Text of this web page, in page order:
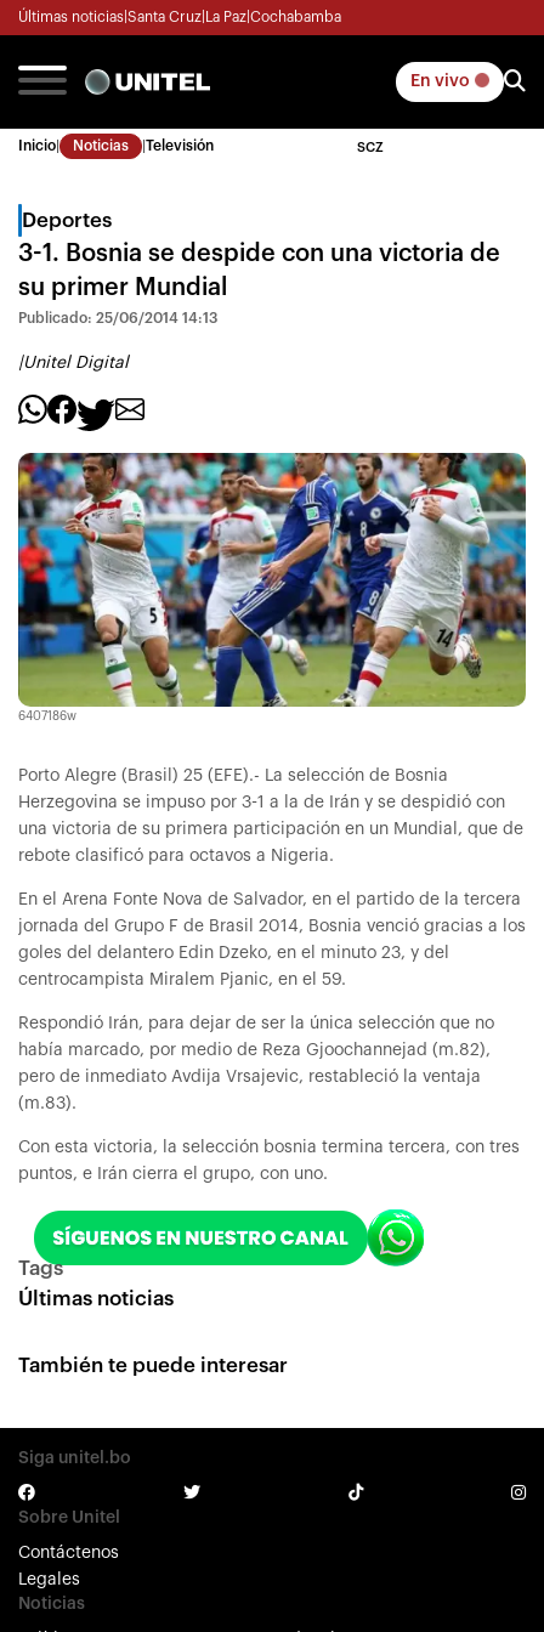
Últimas noticias Santa Cruz La Paz Cochabamba
En vivo
Inicio Noticias Televisión SCZ
Deportes
3-1. Bosnia se despide con una victoria de
su primer Mundial
Publicado: 25/06/2014 14:13
|Unitel Digital
6407186w
Porto Alegre (Brasil) 25 (EFE).- La selección de Bosnia
Herzegovina se impuso por 3-1 a la de Irán y se despidió con
una victoria de su primera participación en un Mundial, que de
rebote clasificó para octavos a Nigeria.
En el Arena Fonte Nova de Salvador, en el partido de la tercera
jornada del Grupo F de Brasil 2014, Bosnia venció gracias a los
goles del delantero Edin Dzeko, en el minuto 23, y del
centrocampista Miralem Pjanic, en el 59.
Respondió Irán, para dejar de ser la única selección que no
había marcado, por medio de Reza Gjoochannejad (m.82),
pero de inmediato Avdija Vrsajevic, restableció la ventaja
(m.83).
Con esta victoria, la selección bosnia termina tercera, con tres
puntos, e Irán cierra el grupo, con uno.
Tags
Últimas noticias
También te puede interesar
Siga unitel.bo
Sobre Unitel
Contáctenos
Legales
Noticias